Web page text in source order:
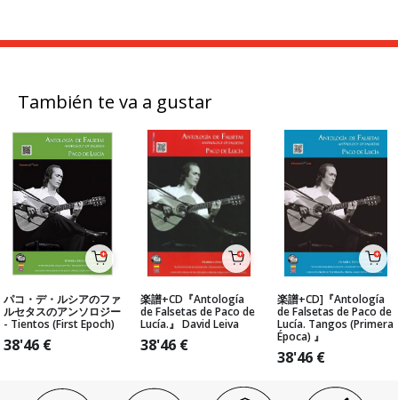
También te va a gustar
パコ・デ・ルシアのファ
ルセタスのアンソロジー
- Tientos (First Epoch)
38'46 €
楽譜+CD『Antología
de Falsetas de Paco de
Lucía.』 David Leiva
38'46 €
楽譜+CD]『Antología
de Falsetas de Paco de
Lucía. Tangos (Primera
Época) 』
38'46 €